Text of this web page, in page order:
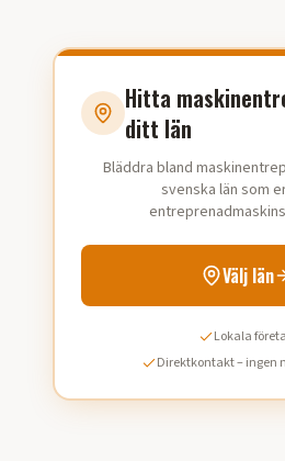
Hitta
ditt län
Bläddra bland
svenska län som
Välj län
Lokala
Direktkontakt – ingen